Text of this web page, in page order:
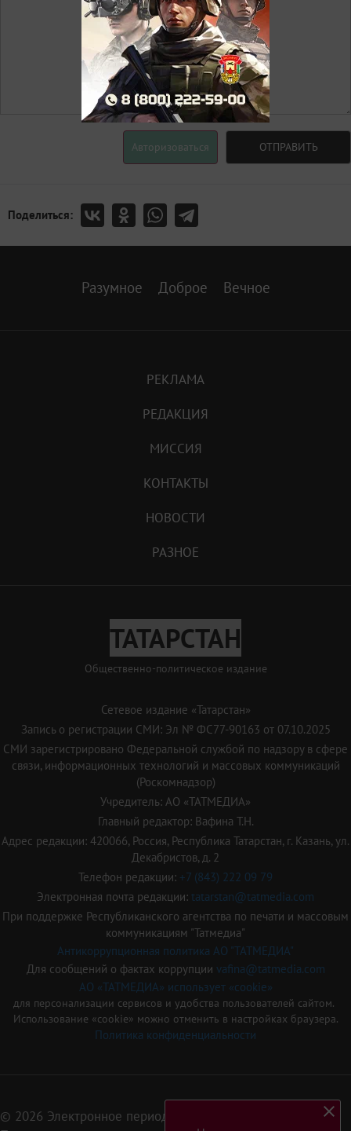
Авторизоваться ОТПРАВИТЬ
Поделиться:
Разумное Доброе Вечное
РЕКЛАМА
РЕДАКЦИЯ
МИССИЯ
КОНТАКТЫ
НОВОСТИ
РАЗНОЕ
ТАТАРСТАН
Общественно-политическое издание
Сетевое издание «Татарстан»
Запись о регистрации СМИ: Эл № ФС77-90163 от 07.10.2025
СМИ зарегистрировано Федеральной службой по надзору в сфере
связи, информационных технологий и массовых коммуникаций
(Роскомнадзор)
Учредитель: АО «ТАТМЕДИА»
Главный редактор: Вафина Т.Н.
Адрес редакции: 420066, Россия, Республика Татарстан, г. Казань, ул.
Декабристов, д. 2
Телефон редакции: +7 (843) 222 09 79
Электронная почта редакции: tatarstan@tatmedia.com
При поддержке Республиканского агентства по печати и массовым
коммуникациям "Татмедиа"
Антикоррупционная политика АО "ТАТМЕДИА"
Для сообщений о фактах коррупции vafina@tatmedia.com
АО «ТАТМЕДИА» использует «cookie»
для персонализации сервисов и удобства пользователей сайтом.
Использование «cookie» можно отменить в настройках браузера.
Политика конфиденциальности
© 2026 Электронное периодическое издание «Татарстан»